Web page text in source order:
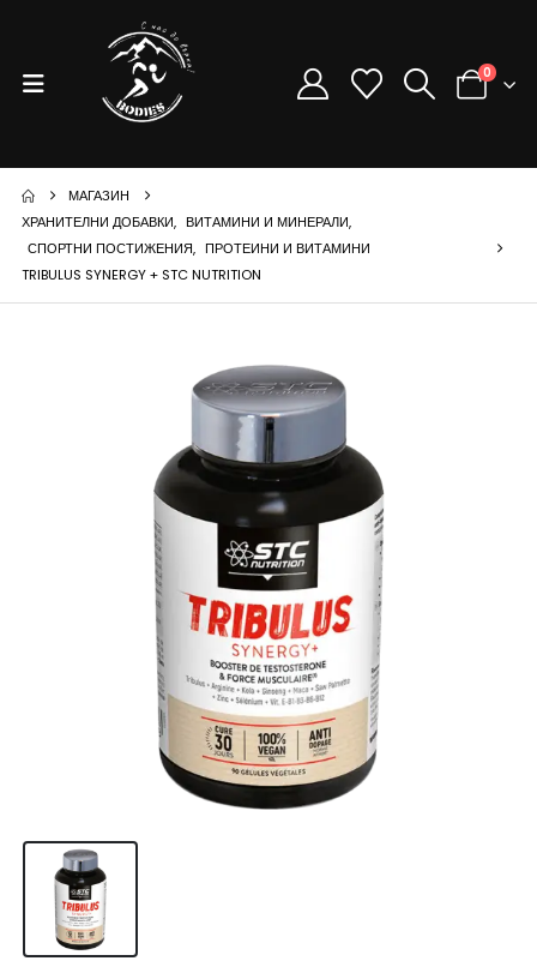
0
МАГАЗИН
ХРАНИТЕЛНИ ДОБАВКИ, ВИТАМИНИ И МИНЕРАЛИ,
СПОРТНИ ПОСТИЖЕНИЯ, ПРОТЕИНИ И ВИТАМИНИ
TRIBULUS SYNERGY + STC NUTRITION